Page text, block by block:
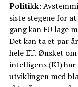
Politikk:
siste stegene for
gang kan EU lage
Det kan ta et par
hele EU. Ønsket
intelligens (KI) har
utviklingen med